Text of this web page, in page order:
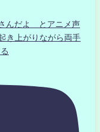
んだよ とアニメ声
き上がりながら両手